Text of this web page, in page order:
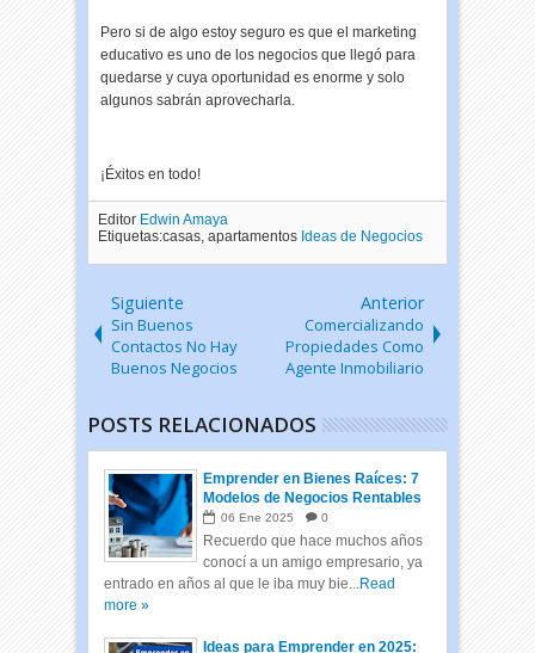
Pero si de algo estoy seguro es que el marketing
educativo es uno de los negocios que llegó para
quedarse y cuya oportunidad es enorme y solo
algunos sabrán aprovecharla.
¡Éxitos en todo!
Editor Edwin Amaya
Etiquetas:casas, apartamentos Ideas de Negocios
Siguiente
Sin Buenos
Contactos No Hay
Buenos Negocios
Anterior
Comercializando
Propiedades Como
Agente Inmobiliario
POSTS RELACIONADOS
Emprender en Bienes Raíces: 7
Modelos de Negocios Rentables
06 Ene 2025 0
Recuerdo que hace muchos años
conocí a un amigo empresario, ya
entrado en años al que le iba muy bie... Read
more »
Ideas para Emprender en 2025: